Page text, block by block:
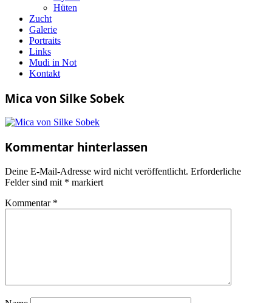
Hüten
Zucht
Galerie
Portraits
Links
Mudi in Not
Kontakt
Mica von Silke Sobek
Kommentar hinterlassen
Deine E-Mail-Adresse wird nicht veröffentlicht. Erforderliche
Felder sind mit * markiert
Kommentar *